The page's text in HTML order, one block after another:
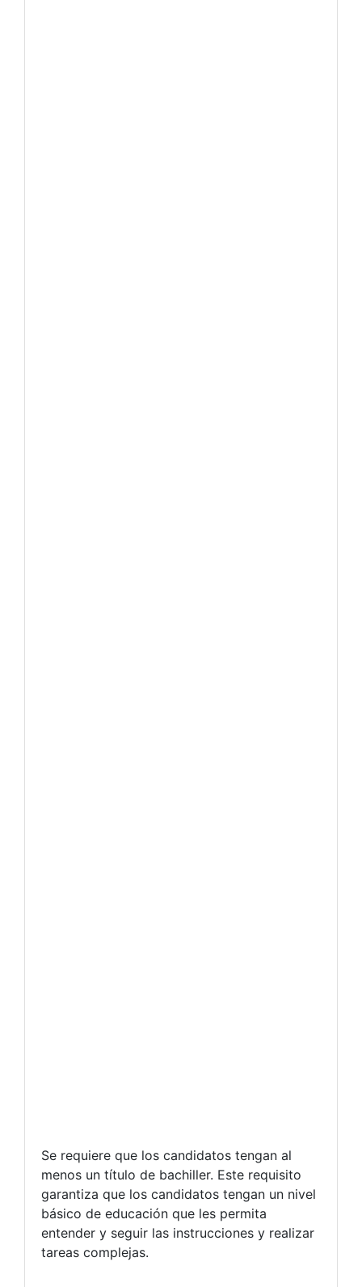
Se requiere que los candidatos tengan al
menos un título de bachiller. Este requisito
garantiza que los candidatos tengan un nivel
básico de educación que les permita
entender y seguir las instrucciones y realizar
tareas complejas.